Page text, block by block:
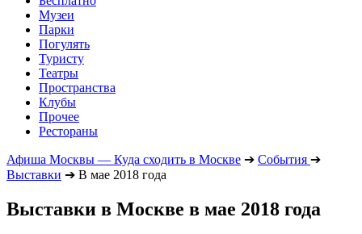
Музеи
Парки
Погулять
Туристу
Театры
Пространства
Клубы
Прочее
Рестораны
Афиша Москвы — Куда сходить в Москве ➔ События ➔
Выставки ➔ В мае 2018 года
Выставки в Москве в мае 2018 года